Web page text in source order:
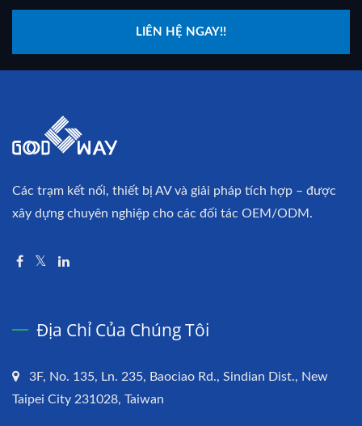
LIÊN HỆ NGAY!!
Các trạm kết nối, thiết bị AV và giải pháp tích hợp – được
xây dựng chuyên nghiệp cho các đối tác OEM/ODM.
Địa Chỉ Của Chúng Tôi
3F, No. 135, Ln. 235, Baociao Rd., Sindian Dist., New
Taipei City 231028, Taiwan